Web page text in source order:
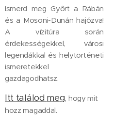
Ismerd meg Győrt a Rábán
és a Mosoni-Dunán hajózva!
A vízitúra során
érdekességekkel, városi
legendákkal és helytörténeti
ismeretekkel
gazdagodhatsz.
Itt találod meg, hogy mit
hozz magaddal.